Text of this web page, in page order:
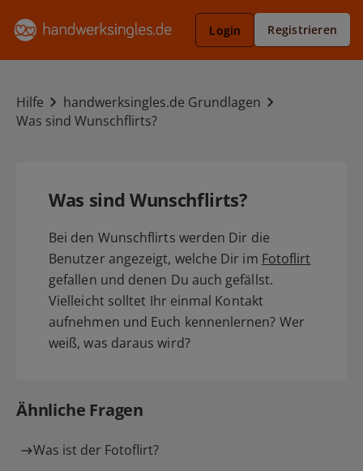
Login Registrieren
Hilfe
handwerksingles.de Grundlagen
Was sind Wunschflirts?
Was sind Wunschflirts?
Bei den Wunschflirts werden Dir die
Benutzer angezeigt, welche Dir im Fotoflirt
gefallen und denen Du auch gefällst.
Vielleicht solltet Ihr einmal Kontakt
aufnehmen und Euch kennenlernen? Wer
weiß, was daraus wird?
Ähnliche Fragen
Was ist der Fotoflirt?